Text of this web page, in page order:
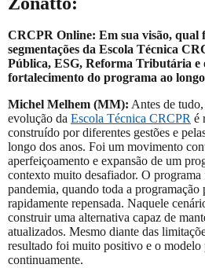
CRCPR Online: Em sua visão, qual
segmentações da Escola Técnica
Pública, ESG, Reforma Tributária e
fortalecimento do programa ao longo
Michel Melhem (MM): Antes de
evolução da Escola Técnica CRCPR é
construído por diferentes gestões e
longo dos anos. Foi um movimento
aperfeiçoamento e expansão de um
contexto muito desafiador. O
pandemia, quando toda a programação
rapidamente repensada. Naquele
construir uma alternativa capaz de
atualizados. Mesmo diante das
resultado foi muito positivo e o modelo
continuamente.